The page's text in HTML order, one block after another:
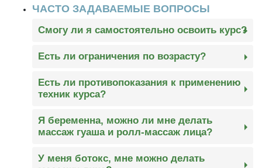
ЧАСТО ЗАДАВАЕМЫЕ ВОПРОСЫ
Смогу ли я самостоятельно освоить курс?
это не медицинские методы и освоить их может
каждый.Каждый видеоурок доступен и в
текстовом формате, с теорией и практикой.
образование, чтобы освоить курс. Это доступно
каждой женщине!
Есть ли ограничения по возрасту?
25 или 60. Каждому возрасту – свои решения. А
красота и уверенность в себе! И чем раньше
вы начнете, тем более выраженный результат
Есть ли противопоказания к применению
техник курса?
и адаптирован для широкого круга
противопоказаний, которые необходимо
Я беременна, можно ли мне делать
массаж гуаша и ролл-массаж лица?
У меня ботокс, мне можно делать